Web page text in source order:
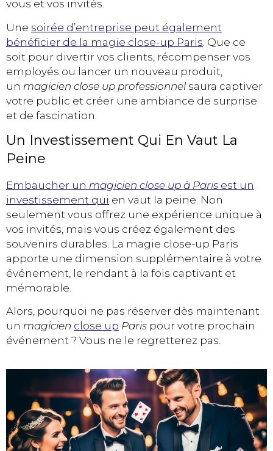
vous et vos invités.
Une soirée d’entreprise peut également
bénéficier de la magie close-up Paris . Que ce
soit pour divertir vos clients, récompenser vos
employés ou lancer un nouveau produit,
un magicien close up professionnelsaura captiver
votre public et créer une ambiance de surprise
et de fascination.
Un Investissement Qui En Vaut La
Peine
Embaucher un magicien close up à Paris est un
investissement qui en vaut la peine. Non
seulement vous offrez une expérience unique à
vos invités, mais vous créez également des
souvenirs durables. La magie close-up Paris
apporte une dimension supplémentaire à votre
événement, le rendant à la fois captivant et
mémorable.
Alors, pourquoi ne pas réserver dès maintenant
un magicien close up Paris pour votre prochain
événement ? Vous ne le regretterez pas.